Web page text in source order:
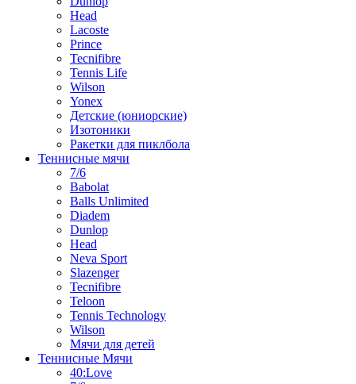
Head
Lacoste
Prince
Tecnifibre
Tennis Life
Wilson
Yonex
Детские (юниорские)
Изотоники
Ракетки для пиклбола
Теннисные мячи
7/6
Babolat
Balls Unlimited
Diadem
Dunlop
Head
Neva Sport
Slazenger
Tecnifibre
Teloon
Tennis Technology
Wilson
Мячи для детей
Теннисные Мячи
40:Love